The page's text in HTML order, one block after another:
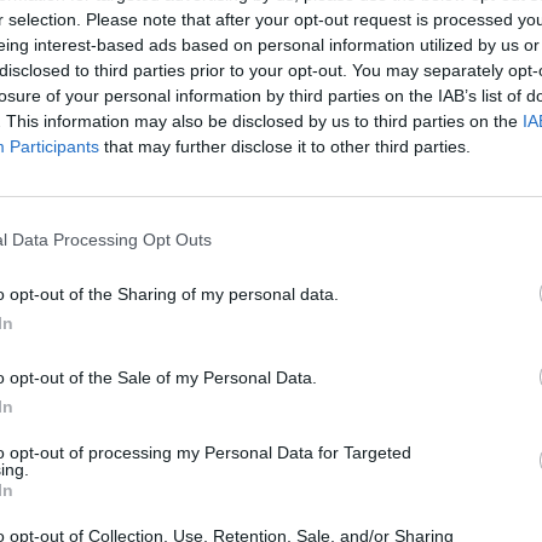
selection. Please note that after your opt-out request is processed
interest-based ads based on personal information utilized by us
to third parties prior to your opt-out. You may separately
of your personal information by third parties on the IAB’s list of
This information may also be disclosed by us to third parties on the
Participants that may further disclose it to other third parties.
Data Processing Opt Outs
opt-out of the Sharing of my personal data.
opt-out of the Sale of my Personal Data.
opt-out of processing my Personal Data for Targeted
opt-out of Collection, Use, Retention, Sale, and/or Sharing
αλλά και η ευημερία των
εκδήλωση του ΣΥΡΙΖΑ στο Γαλάτσι
Συμμαχίας» , μπαίνει στο φως της
το ποιο κόμμα υποστηρίζουν.
αριστερό , με ιδεολογική και πολιτική
τα συνέδριά του . Όταν , όμως , ο ΣΥΡΙΖΑ
με όλα τα κόμματα εξουσίας ) να
και διακηρύξεων με την κυβερνητική
ο κ. Τσίπρας δοκιμάστηκαν και απέτυχαν
στο Λαό πως θα τον οδηγήσουν στη
διαμετρικά αντίθετο δρόμο από
και η ΝΕΑ ΔΗΜΟΚΡΑΤΙΑ , μέσα σε σύντομο
των προκατόχων τους , εφαρμόζοντας
, ουσιαστικά , συγχωροχάρτι για όσα είχαν